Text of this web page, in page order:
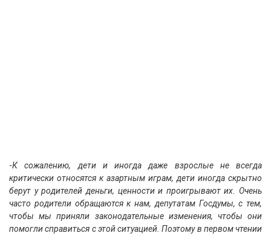
-К сожалению, дети и иногда даже взрослые не всегда
критически относятся к азартным играм, дети иногда скрытно
берут у родителей деньги, ценности и проигрывают их. Очень
часто родители обращаются к нам, депутатам Госдумы, с тем,
чтобы мы приняли законодательные изменения, чтобы они
помогли справиться с этой ситуацией. Поэтому в первом чтении